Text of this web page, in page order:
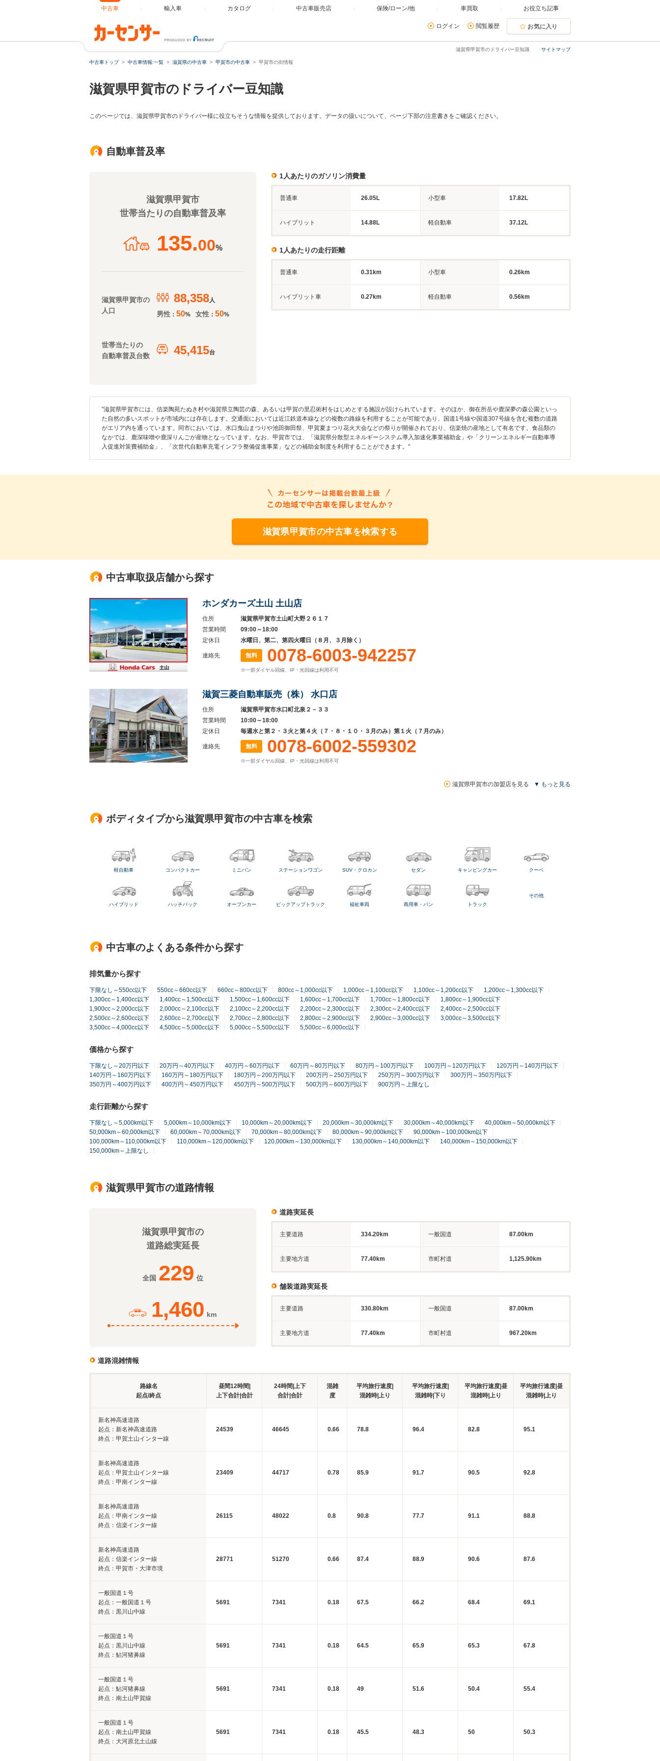
中古車 輸入車 カタログ 中古車販売店 保険/ローン/他 車買取 お役立ち記事
ログイン 閲覧履歴 お気に入り
サイトマップ
滋賀県甲賀市のドライバー豆知識
中古車トップ 中古車情報:一覧 滋賀県の中古車 甲賀市の中古車 甲賀市の街情報
滋賀県甲賀市のドライバー豆知識
このページでは、滋賀県甲賀市のドライバー様に役立ちそうな情報を提供しております。データの扱いについて、ページ下部の注意書きをご確認ください。
自動車普及率
滋賀県甲賀市
世帯当たりの自動車普及率
135.00%
滋賀県甲賀市の
人口
88,358人
男性 ： 50% 女性 ： 50%
世帯当たりの
自動車普及台数
45,415台
1人あたりのガソリン消費量
普通車 26.05L 小型車 17.82L
ハイブリット 14.88L 軽自動車 37.12L
1人あたりの走行距離
普通車 0.31km 小型車 0.26km
ハイブリット車 0.27km 軽自動車 0.56km
"滋賀県甲賀市には、信楽陶苑たぬき村や滋賀県立陶芸の森、あるいは甲賀の里忍術村をはじめとする施設が設けられています。そのほか、御在所岳や鹿深夢の森公園といっ
た自然の多いスポットが市域内には存在します。交通面においては近江鉄道本線などの複数の路線を利用することが可能であり、国道1号線や国道307号線を含む複数の道路
がエリア内を通っています。同市においては、水口曳山まつりや池田御田祭、甲賀夏まつり花火大会などの祭りが開催されており、信楽焼の産地として有名です。食品類の
なかでは、鹿深味噌や鹿深りんごが産物となっています。なお、甲賀市では、「滋賀県分散型エネルギーシステム導入加速化事業補助金」や「クリーンエネルギー自動車導
入促進対策費補助金」、「次世代自動車充電インフラ整備促進事業」などの補助金制度を利用することができます。"
滋賀県甲賀市の中古車を検索する
中古車取扱店舗から探す
ホンダカーズ土山 土山店
住所
滋賀県甲賀市土山町大野２６１７
営業時間
09:00～18:00
定休日
水曜日、第二、第四火曜日（８月、３月除く）
連絡先 無料 0078-6003-942257
※一部ダイヤル回線、IP・光回線は利用不可
滋賀三菱自動車販売（株） 水口店
住所
滋賀県甲賀市水口町北泉２－３３
営業時間
10:00～18:00
定休日
毎週水と第２・３火と第４火（７・８・１０・３月のみ）第１火（７月のみ）
連絡先 無料 0078-6002-559302
※一部ダイヤル回線、IP・光回線は利用不可
滋賀県甲賀市の加盟店を見る ▼ もっと見る
ボディタイプから滋賀県甲賀市の中古車を検索
軽自動車 コンパクトカー ミニバン ステーションワゴン SUV・クロカン セダン キャンピングカー クーペ
ハイブリッド ハッチバック オープンカー ピックアップトラック 福祉車両 商用車・バン トラック
その他
中古車のよくある条件から探す
排気量から探す
下限なし～550cc以下 550cc～660cc以下 660cc～800cc以下 800cc～1,000cc以下 1,000cc～1,100cc以下 1,100cc～1,200cc以下
1,200cc～1,300cc以下
1,300cc～1,400cc以下
1,400cc～1,500cc以下 1,500cc～1,600cc以下 1,600cc～1,700cc以下 1,700cc～1,800cc以下
1,800cc～1,900cc以下
1,900cc～2,000cc以下
2,000cc～2,100cc以下 2,100cc～2,200cc以下 2,200cc～2,300cc以下 2,300cc～2,400cc以下
2,400cc～2,500cc以下
2,500cc～2,600cc以下
2,600cc～2,700cc以下 2,700cc～2,800cc以下 2,800cc～2,900cc以下 2,900cc～3,000cc以下
3,000cc～3,500cc以下
3,500cc～4,000cc以下
4,500cc～5,000cc以下 5,000cc～5,500cc以下 5,500cc～6,000cc以下
価格から探す
下限なし～20万円以下 20万円～40万円以下 40万円～60万円以下 60万円～80万円以下 80万円～100万円以下 100万円～120万円以下
120万円～140万円以下
140万円～160万円以下
160万円～180万円以下 180万円～200万円以下 200万円～250万円以下 250万円～300万円以下
300万円～350万円以下
350万円～400万円以下
400万円～450万円以下 450万円～500万円以下 500万円～600万円以下 900万円～上限なし
走行距離から探す
下限なし～5,000km以下 5,000km～10,000km以下 10,000km～20,000km以下 20,000km～30,000km以下 30,000km～40,000km以下
40,000km～50,000km以下
50,000km～60,000km以下
60,000km～70,000km以下 70,000km～80,000km以下 80,000km～90,000km以下
90,000km～100,000km以下
100,000km～110,000km以下
110,000km～120,000km以下 120,000km～130,000km以下 130,000km～140,000km以下
140,000km～150,000km以下
150,000km～上限なし
滋賀県甲賀市の道路情報
滋賀県甲賀市の
道路総実延長
全国 229 位
1,460 km
道路実延長
主要道路 334.20km 一般国道 87.00km
主要地方道 77.40km 市町村道 1,125.90km
舗装道路実延長
主要道路 330.80km 一般国道 87.00km
主要地方道 77.40km 市町村道 967.20km
道路混雑情報
路線名
起点/終点
昼間12時間|
上下合計|合計
24時間|上下
合計|合計
混雑
度
平均旅行速度|
混雑時|上り
平均旅行速度|
混雑時|下り
平均旅行速度|昼
混雑時|上り
平均旅行速度|昼
混雑時|上り
新名神高速道路
起点：新名神高速道路
終点：甲賀土山インター線
24539 46645 0.66 78.8 96.4 82.8 95.1
新名神高速道路
起点：甲賀土山インター線
終点：甲南インター線
23409 44717 0.78 85.9 91.7 90.5 92.8
新名神高速道路
起点：甲南インター線
終点：信楽インター線
26115 48022 0.8 90.8 77.7 91.1 88.8
新名神高速道路
起点：信楽インター線
終点：甲賀市・大津市境
28771 51270 0.66 87.4 88.9 90.6 87.6
一般国道１号
起点：一般国道１号
終点：黒川山中線
5691 7341 0.18 67.5 66.2 68.4 69.1
一般国道１号
起点：黒川山中線
終点：鮎河猪鼻線
5691 7341 0.18 64.5 65.9 65.3 67.8
一般国道１号
起点：鮎河猪鼻線
終点：南土山甲賀線
5691 7341 0.18 49 51.6 50.4 55.4
一般国道１号
起点：南土山甲賀線
終点：大河原北土山線
5691 7341 0.18 45.5 48.3 50 50.3